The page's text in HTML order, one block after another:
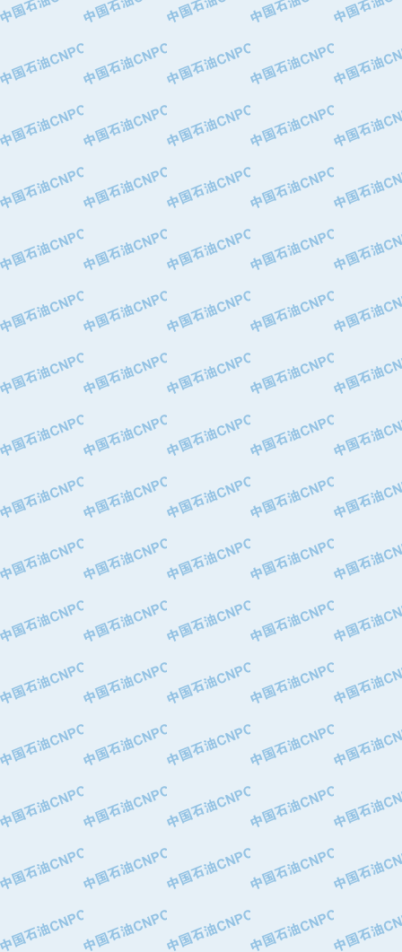
·托肯恒山科技（广州）有限公司
·大庆油田飞马有限公司
·大庆油田有限责任公司
·中国石油华北油田公司
·中国石油锦西石化分公司
·天津钢管集团股份有限公司
·深圳市肯多斯实业发展有限公司
·瓦卢瑞克.曼内斯曼石油专用管（德
·无锡西姆莱斯石油专用管制造有限公
·武汉钢铁（集团）公司
·太原钢铁(集团)有限公司
·马鞍山钢铁股份有限公司
·中国石油天然气股份有限公司兰州石